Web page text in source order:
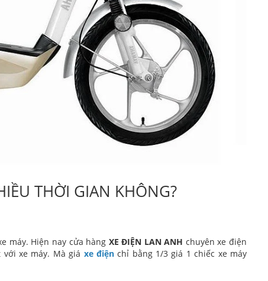
THỜI GIAN KHÔNG?
máy. Hiện nay cửa hàng XE ĐIỆN LAN ANH chuyên xe điện
xe máy. Mà giá xe điệnchỉ bằng 1/3 giá 1 chiếc xe máy